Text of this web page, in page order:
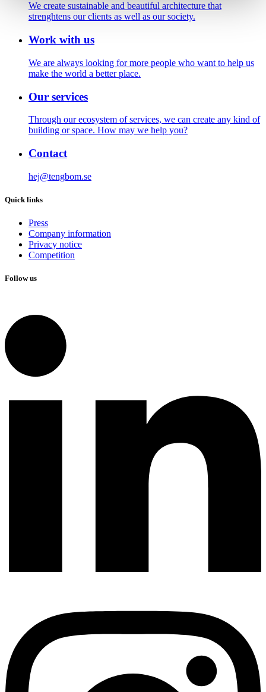
We create sustainable and beautiful architecture that
strenghtens our clients as well as our society.
Work with us
We are always looking for more people who want to help us
make the world a better place.
Our services
Through our ecosystem of services, we can create any kind of
building or space. How may we help you?
Contact
hej@tengbom.se
Quick links
Press
Company information
Privacy notice
Competition
Follow us